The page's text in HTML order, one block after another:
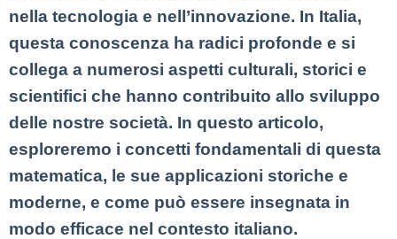
nella tecnologia e nell’innovazione. In Italia,
questa conoscenza ha radici profonde e si
collega a numerosi aspetti culturali, storici e
scientifici che hanno contribuito allo sviluppo
delle nostre società. In questo articolo,
esploreremo i concetti fondamentali di questa
matematica, le sue applicazioni storiche e
moderne, e come può essere insegnata in
modo efficace nel contesto italiano.